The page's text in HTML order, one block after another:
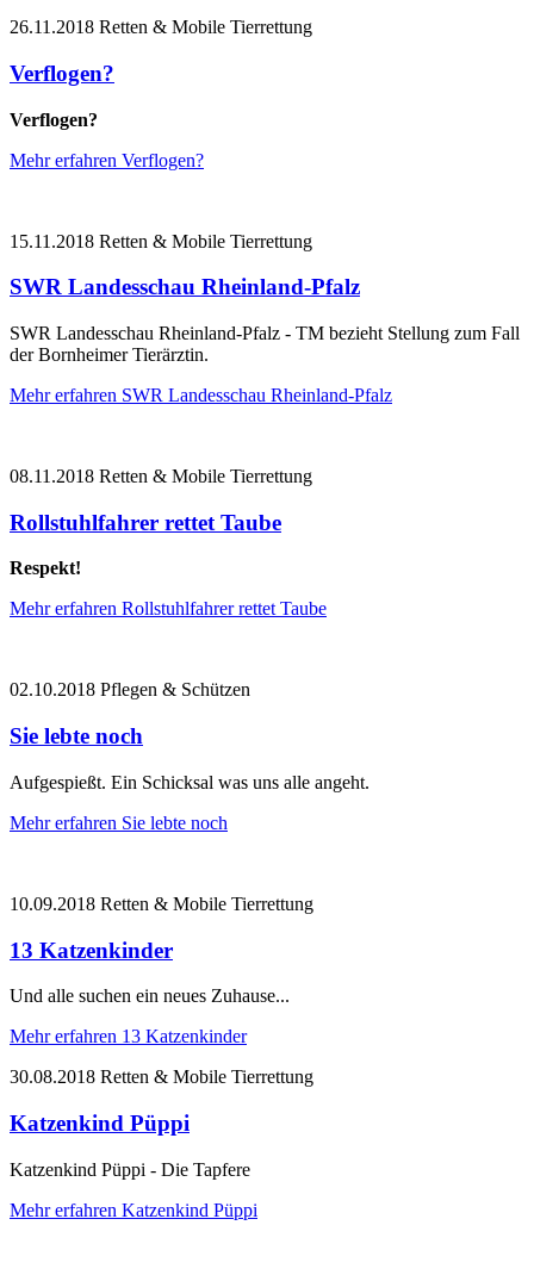
26.11.2018 Retten & Mobile Tierrettung
Verflogen?
Verflogen?
Mehr erfahren Verflogen?
15.11.2018 Retten & Mobile Tierrettung
SWR Landesschau Rheinland-Pfalz
SWR Landesschau Rheinland-Pfalz - TM bezieht Stellung zum Fall
der Bornheimer Tierärztin.
Mehr erfahren SWR Landesschau Rheinland-Pfalz
08.11.2018 Retten & Mobile Tierrettung
Rollstuhlfahrer rettet Taube
Respekt!
Mehr erfahren Rollstuhlfahrer rettet Taube
02.10.2018 Pflegen & Schützen
Sie lebte noch
Aufgespießt. Ein Schicksal was uns alle angeht.
Mehr erfahren Sie lebte noch
10.09.2018 Retten & Mobile Tierrettung
13 Katzenkinder
Und alle suchen ein neues Zuhause...
Mehr erfahren 13 Katzenkinder
30.08.2018 Retten & Mobile Tierrettung
Katzenkind Püppi
Katzenkind Püppi - Die Tapfere
Mehr erfahren Katzenkind Püppi